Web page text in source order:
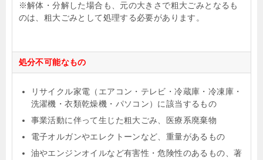
※解体・分解した場合も、元の大きさで粗大ごみとなるも
のは、粗大ごみとして処理する必要があります。
処分不可能なもの
リサイクル家電（エアコン・テレビ・冷蔵庫・冷凍庫・
洗濯機・衣類乾燥機・パソコン）に該当するもの
事業活動に伴って生じた粗大ごみ、医療系廃棄物
電子オルガンやエレクトーンなど、重量があるもの
油やエンジンオイルなど有害性・危険性のあるもの、著